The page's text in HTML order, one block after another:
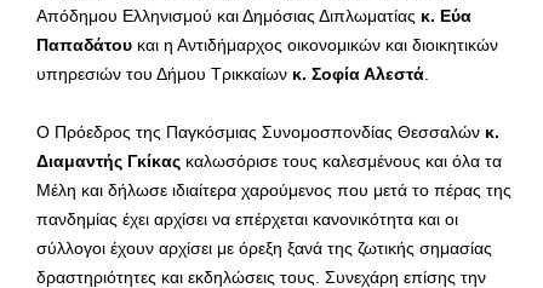
Απόδημου Ελληνισμού και Δημόσιας Διπλωματίας κ. Εύα
Παπαδάτου και η Αντιδήμαρχος οικονομικών και διοικητικών
υπηρεσιών του Δήμου Τρικκαίων κ. Σοφία Αλεστά
Ο Πρόεδρος της Παγκόσμιας Συνομοσπονδίας Θεσσαλών κ.
Διαμαντής Γκίκας καλωσόρισε τους καλεσμένους και όλα τα
Μέλη και δήλωσε ιδιαίτερα χαρούμενος που μετά το πέρας της
πανδημίας έχει αρχίσει να επέρχεται κανονικότητα και οι
σύλλογοι έχουν αρχίσει με όρεξη ξανά της ζωτικής σημασίας
δραστηριότητες και εκδηλώσεις τους. Συνεχάρη επίσης την